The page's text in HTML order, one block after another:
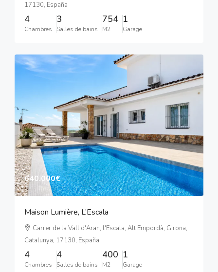
17130, España
4
Chambres
3
Salles de bains
754
M2
1
Garage
640.000€
Maison Lumière, L’Escala
Carrer de la Vall d'Aran, l'Escala, Alt Empordà, Girona,
Catalunya, 17130, España
4
Chambres
4
Salles de bains
400
M2
1
Garage